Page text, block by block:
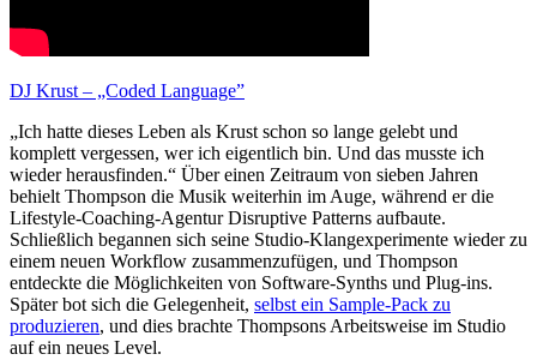
DJ Krust – „Coded Language”
„Ich hatte dieses Leben als Krust schon so lange gelebt und
komplett vergessen, wer ich eigentlich bin. Und das musste ich
wieder herausfinden.“ Über einen Zeitraum von sieben Jahren
behielt Thompson die Musik weiterhin im Auge, während er die
Lifestyle-Coaching-Agentur Disruptive Patterns aufbaute.
Schließlich begannen sich seine Studio-Klangexperimente wieder zu
einem neuen Workflow zusammenzufügen, und Thompson
entdeckte die Möglichkeiten von Software-Synths und Plug-ins.
Später bot sich die Gelegenheit, selbst ein Sample-Pack zu
produzieren, und dies brachte Thompsons Arbeitsweise im Studio
auf ein neues Level.